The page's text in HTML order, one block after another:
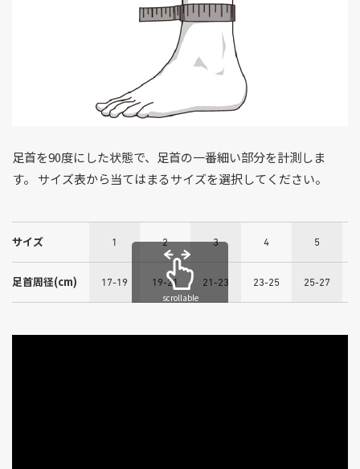
足首を90度にした状態で、足首の一番細い部分を計測しま
す。 サイズ表から当てはまるサイズを選択してください。
サイズ 1 2 3 4 5
足首周径(cm) 17-19 19-21 21-23 23-25 25-27
scrollable